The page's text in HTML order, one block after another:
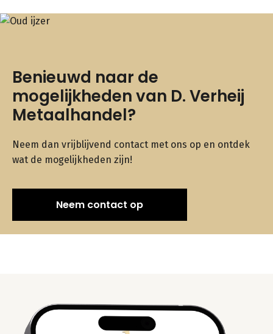
Benieuwd naar de
mogelijkheden van D. Verheij
Metaalhandel?
Neem dan vrijblijvend contact met ons op en ontdek
wat de mogelijkheden zijn!
Neem contact op